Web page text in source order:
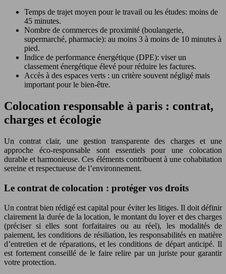
Temps de trajet moyen pour le travail ou les études: moins de
45 minutes.
Nombre de commerces de proximité (boulangerie,
supermarché, pharmacie): au moins 3 à moins de 10 minutes à
pied.
Indice de performance énergétique (DPE): viser un
classement énergétique élevé pour réduire les factures.
Accès à des espaces verts : un critère souvent négligé mais
important pour le bien-être.
Colocation responsable à paris : contrat,
charges et écologie
Un contrat clair, une gestion transparente des charges et une
approche éco-responsable sont essentiels pour une colocation
durable et harmonieuse. Ces éléments contribuent à une cohabitation
sereine et respectueuse de l’environnement.
Le contrat de colocation : protéger vos droits
Un contrat bien rédigé est capital pour éviter les litiges. Il doit définir
clairement la durée de la location, le montant du loyer et des charges
(préciser si elles sont forfaitaires ou au réel), les modalités de
paiement, les conditions de résiliation, les responsabilités en matière
d’entretien et de réparations, et les conditions de départ anticipé. Il
est fortement conseillé de le faire relire par un juriste pour garantir
votre protection.